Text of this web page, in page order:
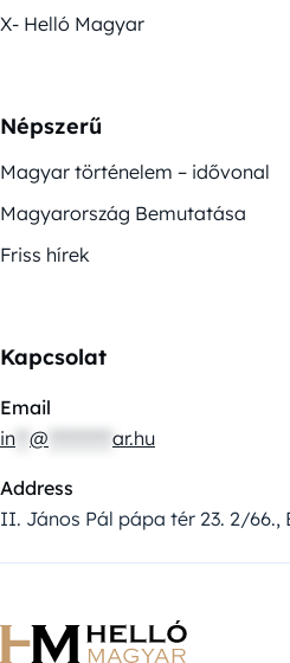
X- Helló Magyar
Népszerű
Magyar történelem – idővonal
Magyarország Bemutatása
Friss hírek
Kapcsolat
Email
in @ ar.hu
Address
II. János Pál pápa tér 23. 2/66.,